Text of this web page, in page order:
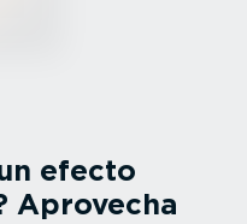
efecto
Aprovecha